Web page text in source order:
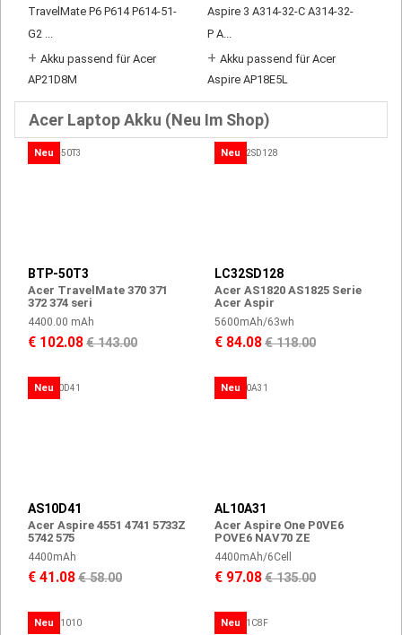
TravelMate P6 P614 P614-51-
G2 ...
Aspire 3 A314-32-C A314-32-
P A...
+ Akku passend für Acer
AP21D8M
+ Akku passend für Acer
Aspire AP18E5L
Acer Laptop Akku (Neu Im Shop)
Neu
BTP-50T3
Acer TravelMate 370 371
372 374 seri
4400.00 mAh
€ 102.08€ 143.00
Neu
LC32SD128
Acer AS1820 AS1825 Serie
Acer Aspir
5600mAh/63wh
€ 84.08€ 118.00
Neu
AS10D41
Acer Aspire 4551 4741 5733Z
5742 575
4400mAh
€ 41.08€ 58.00
Neu
AL10A31
Acer Aspire One P0VE6
POVE6 NAV70 ZE
4400mAh/6Cell
€ 97.08€ 135.00
Neu Neu